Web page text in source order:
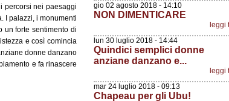
percorsi nei paesaggi
I palazzi, i monumenti
un forte sentimento di
e così comincia
donne danzano
e fa rinascere
gio 02 agosto 2018 - 14:10
NON DIMENTICARE
leggi
lun 30 luglio 2018 - 14:44
Quindici semplici donne
anziane danzano e...
leggi
mar 24 luglio 2018 - 09:13
Chapeau per gli Ubu!